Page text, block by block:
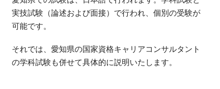
実技試験（論述および面接）で行われ、個別の受験が
可能です。
それでは、愛知県の国家資格キャリアコンサルタント
の学科試験も併せて具体的に説明いたします。